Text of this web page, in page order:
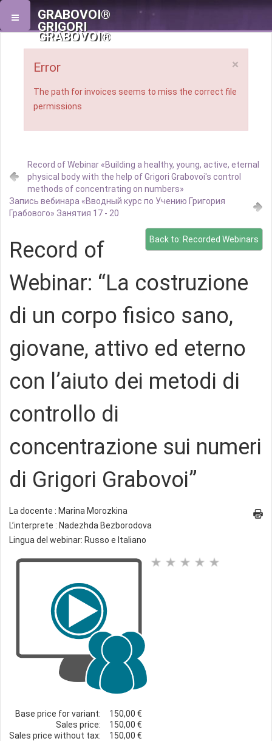
GRABOVOI®
GRIGORI
GRABOVOI®
×
Error
The path for invoices seems to miss the correct file
permissions
Record of Webinar «Building a healthy, young, active, eternal
physical body with the help of Grigori Grabovoi's control
methods of concentrating on numbers»
Запись вебинара «Вводный курс по Учению Григория
Грабового» Занятия 17 - 20
Back to: Recorded Webinars
Record of
Webinar: “La costruzione
di un corpo fisico sano,
giovane, attivo ed eterno
con l’aiuto dei metodi di
controllo di
concentrazione sui numeri
di Grigori Grabovoi”
La docente : Marina Morozkina
L’interprete : Nadezhda Bezborodova
Lingua del webinar: Russo e Italiano
Base price for variant:
150,00 €
Sales price:
150,00 €
Sales price without tax:
150,00 €